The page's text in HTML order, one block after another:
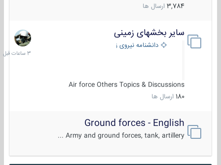
3,784 ارسال ها
سایر بخشهای زمینی
دانشنامه نیروی زمینی
Air force Others Topics & Discussions
180 ارسال ها
3
ساعات
قبل
Ground forces - English
Army and ground forces, tank, artillery ...